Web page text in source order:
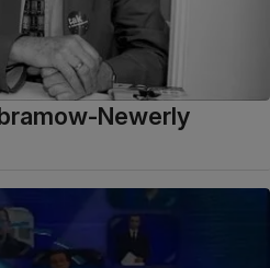
Newerly